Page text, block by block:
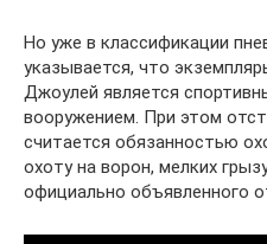
Но уже в классификации
указывается, что
Джоулей является
вооружением. При этом
считается обязанностью
охоту на ворон, мелких
официально объявленного